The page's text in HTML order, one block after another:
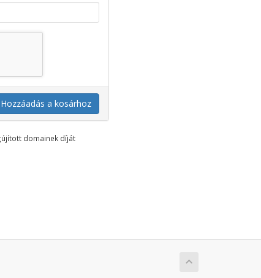
Hozzáadás a kosárhoz
domainek díját